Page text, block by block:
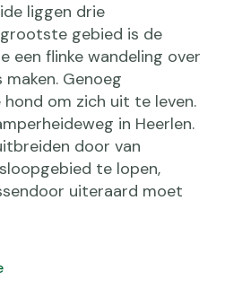
liggen drie
gebied is de
een flinke wandeling over
Genoeg
om zich uit te leven.
in Heerlen.
door van
te lopen,
uiteraard moet